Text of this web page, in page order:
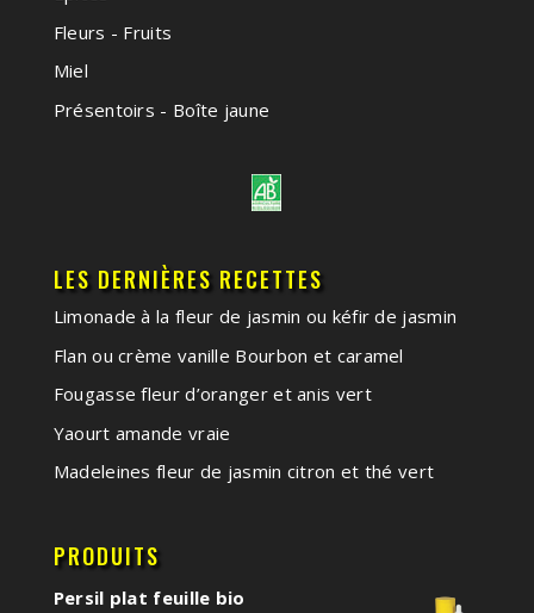
Fleurs - Fruits
Miel
Présentoirs - Boîte jaune
LES DERNIÈRES RECETTES
Limonade à la fleur de jasmin ou kéfir de jasmin
Flan ou crème vanille Bourbon et caramel
Fougasse fleur d’oranger et anis vert
Yaourt amande vraie
Madeleines fleur de jasmin citron et thé vert
PRODUITS
Persil plat feuille bio